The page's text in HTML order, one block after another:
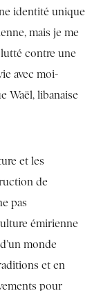
identité unique
mais je me
lutté contre une
avec moi-
Waël, libanaise
et les
de
pas
émirienne
monde
et en
pour